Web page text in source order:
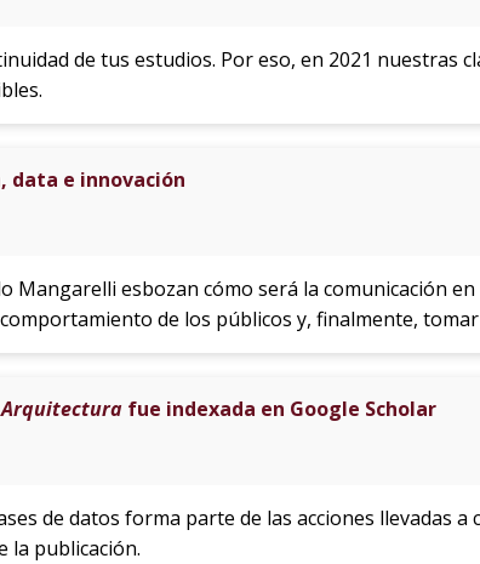
de tus estudios. Por eso, en 2021 nuestras
data e innovación
Mangarelli esbozan cómo será la comunicación
de los públicos y, finalmente, tomar
Arquitecturafue indexada en Google Scholar
de datos forma parte de las acciones llevadas
la publicación.